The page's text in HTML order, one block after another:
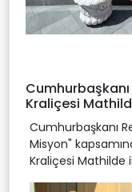
Kraliçesi
Cumhurbaşkanı
Misyon"
Kraliçesi Mathilde